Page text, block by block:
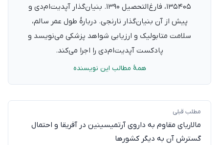
۱۳۵۴۰۵، فارغ‌التحصیل ۱۳۹۰. بنیان‌گذار آپدیت‌ام‌دی و
پیش از آن بنیان‌گذار نارنجی. دربارهٔ طول عمر سالم،
سلامت متابولیک و ارزیابی شواهد پزشکی می‌نویسد و
پادکست آپدیت‌ام‌دی را اجرا می‌کند.
همهٔ مطالب این نویسنده
مطلب قبلی
مالاریای مقاوم به داروی آرتمیسینین در آفریقا و احتمال
گسترش آن به دیگر کشورها